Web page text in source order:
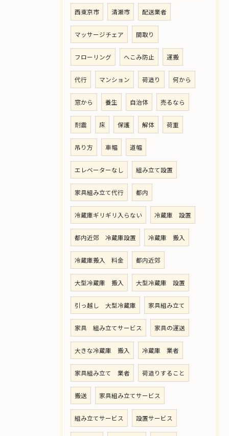
西東京市 清瀬市 配送業者
マッサージチェア 間取り
フローリング へこみ防止 運搬
代行 マンション 荷造り 何から
窓から 養生 自治体 売るなら
耐震 床 保護 解体 荷重
吊り方 車幅 道幅
エレベーターなし 組み立て設置
家具組み立て代行 都内
冷蔵庫ギリギリ入らない 冷蔵庫 設置
都内近郊 冷蔵庫設置 冷蔵庫 搬入
冷蔵庫搬入 料金 都内近郊
大型冷蔵庫 搬入 大型冷蔵庫 設置
引っ越し 大型冷蔵庫 家具組み立て
家具 組み立てサービス 家具の運送
大きな冷蔵庫 搬入 冷蔵庫 業者
家具組み立て 業者 荷造りすること
搬送 家具組み立てサービス
組み立てサービス 設置サービス